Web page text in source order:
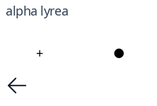
alpha lyrea
+ ●